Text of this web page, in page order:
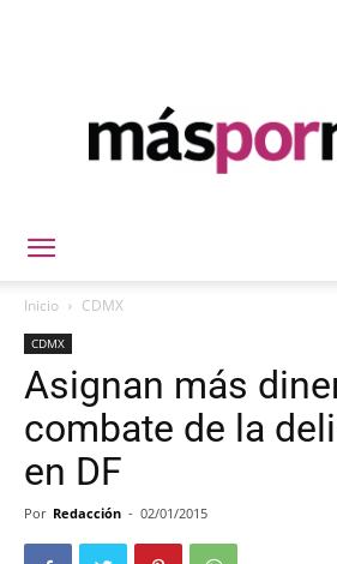
Inicio CDMX
CDMX
Asignan más
combate de la
en DF
Por Redacción - 02/01/2015